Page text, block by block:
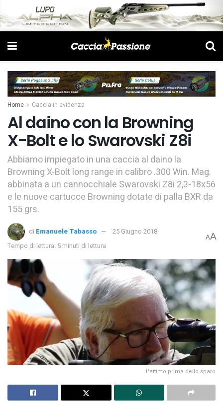
Home Caccia in evidenza
Al daino con la Browning
X-Bolt e lo Swarovski Z8i
Abbiamo impiegato in una caccia al daino la
Browning X-Bolt long range in calibro .300 Win. Mag.
abbinata a un cannocchiale Swarovski Z8i 2,3-18x56
e le nuove cartucce Browning dotate di palla BXR da
155 grs.
di Emanuele Tabasso
25 Giugno 2018
Tempo di lettura: 5 minuti di lettura
AA
L'attimo prima dello sparo